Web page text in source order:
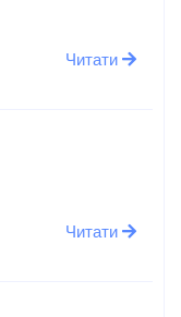
Читати
Читати